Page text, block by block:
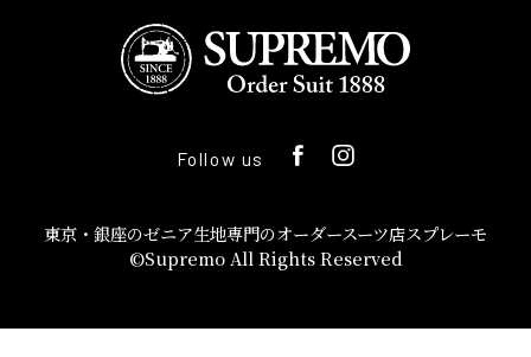
Follow us
東京・銀座のゼニア生地専門のオーダースーツ店スプレーモ
©Supremo All Rights Reserved